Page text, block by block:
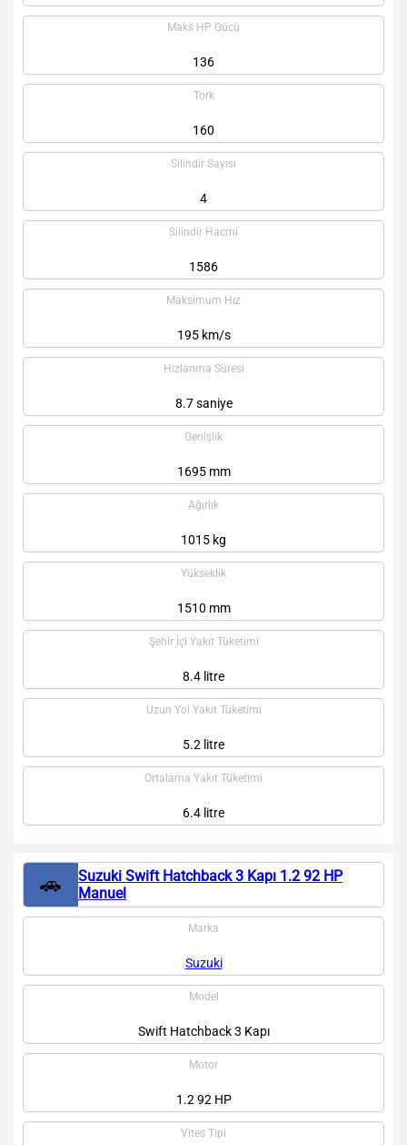
Maks HP Gücü
136
Tork
160
Silindir Sayısı
4
Silindir Hacmi
1586
Maksimum Hız
195 km/s
Hızlanma Süresi
8.7 saniye
Genişlik
1695 mm
Ağırlık
1015 kg
Yükseklik
1510 mm
Şehir İçi Yakıt Tüketimi
8.4 litre
Uzun Yol Yakıt Tüketimi
5.2 litre
Ortalama Yakıt Tüketimi
6.4 litre
🚗
Suzuki Swift Hatchback 3 Kapı 1.2 92 HP
Manuel
Marka
Suzuki
Model
Swift Hatchback 3 Kapı
Motor
1.2 92 HP
Vites Tipi